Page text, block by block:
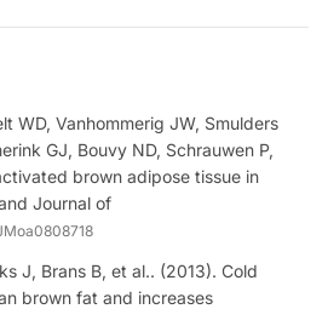
WD, Vanhommerig JW, Smulders
GJ, Bouvy ND, Schrauwen P,
brown adipose tissue in
Journal of
J, Brans B, et al.. (2013). Cold
brown fat and increases